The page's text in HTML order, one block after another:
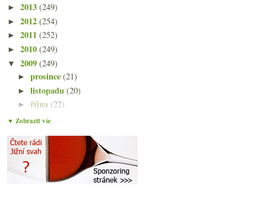
► 2013 (249)
► 2012 (254)
► 2011 (252)
► 2010 (249)
▼ 2009 (249)
►prosince(21)
►listopadu(20)
►října (22)
►září(21)
►července
► června (22)
► května (20)
▼ Zobrazit vše